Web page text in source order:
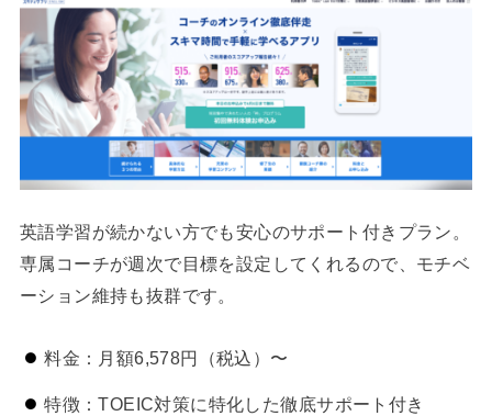
英語学習が続かない方でも安心のサポート付きプラン。
専属コーチが週次で目標を設定してくれるので、モチベ
ーション維持も抜群です。
料金：月額6,578円（税込）〜
特徴：TOEIC対策に特化した徹底サポート付き